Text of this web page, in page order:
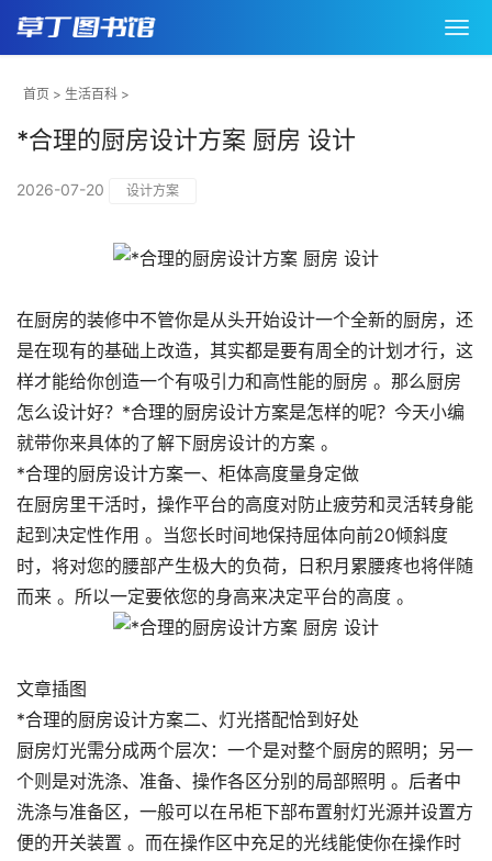
首页 > 生活百科 >
*合理的厨房设计方案 厨房 设计
2026-07-20 设计方案
在厨房的装修中不管你是从头开始设计一个全新的厨房，还
是在现有的基础上改造，其实都是要有周全的计划才行，这
样才能给你创造一个有吸引力和高性能的厨房 。那么厨房
怎么设计好？*合理的厨房设计方案是怎样的呢？今天小编
就带你来具体的了解下厨房设计的方案 。
*合理的厨房设计方案一、柜体高度量身定做
在厨房里干活时，操作平台的高度对防止疲劳和灵活转身能
起到决定性作用 。当您长时间地保持屈体向前20倾斜度
时，将对您的腰部产生极大的负荷，日积月累腰疼也将伴随
而来 。所以一定要依您的身高来决定平台的高度 。
文章插图
*合理的厨房设计方案二、灯光搭配恰到好处
厨房灯光需分成两个层次：一个是对整个厨房的照明；另一
个则是对洗涤、准备、操作各区分别的局部照明 。后者中
洗涤与准备区，一般可以在吊柜下部布置射灯光源并设置方
便的开关装置 。而在操作区中充足的光线能使你在操作时